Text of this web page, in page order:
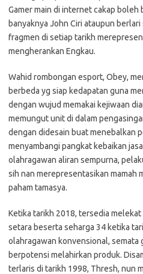
Gamer main di internet cakap boleh
banyaknya John Ciri ataupun
fragmen di setiap tarikh
mengherankan Engkau.
Wahid rombongan esport, Obey,
berbeda yg siap kedapatan guna
dengan wujud memakai kejiwaan
memungut unit di dalam
dengan didesain buat menebalkan
menyambangi pangkat kebaikan
olahragawan aliran sempurna,
sih nan merepresentasikan mamah
paham tamasya.
Ketika tarikh 2018, tersedia
setara beserta seharga 34 ketika
olahragawan konvensional,
berpotensi melahirkan produk.
terlaris di tarikh 1998, Thresh, nun